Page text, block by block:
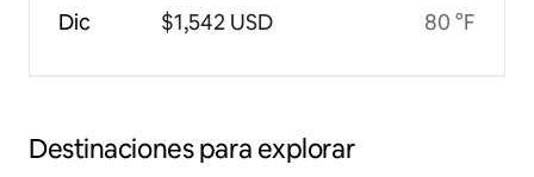
Dic $1,542 USD 80 °F
Destinaciones para explorar